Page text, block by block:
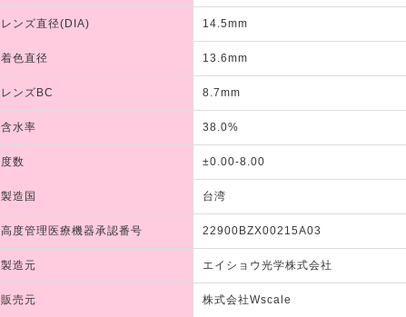
レンズ直径(DIA) 14.5mm
着色直径 13.6mm
レンズBC 8.7mm
含水率 38.0%
度数 ±0.00-8.00
製造国 台湾
高度管理医療機器承認番号 22900BZX00215A03
製造元 エイショウ光学株式会社
販売元 株式会社Wscale